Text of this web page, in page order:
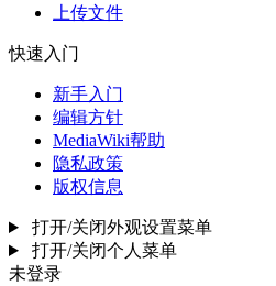
上传文件
快速入门
新手入门
编辑方针
MediaWiki帮助
隐私政策
版权信息
打开/关闭外观设置菜单
打开/关闭个人菜单
未登录